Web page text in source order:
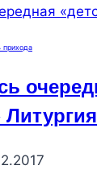
прихода
Литургия